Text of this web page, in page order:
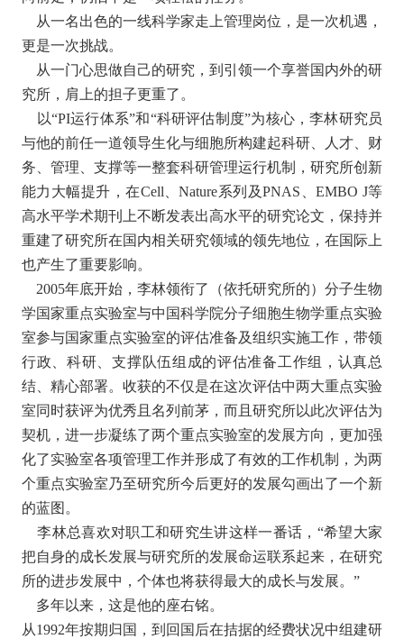
从一名出色的一线科学家走上管理岗位，是一次机遇，
更是一次挑战。
从一门心思做自己的研究，到引领一个享誉国内外的研
究所，肩上的担子更重了。
以“PI运行体系”和“科研评估制度”为核心，李林研究员
与他的前任一道领导生化与细胞所构建起科研、人才、财
务、管理、支撑等一整套科研管理运行机制，研究所创新
能力大幅提升，在Cell、Nature系列及PNAS、EMBO J等
高水平学术期刊上不断发表出高水平的研究论文，保持并
重建了研究所在国内相关研究领域的领先地位，在国际上
也产生了重要影响。
2005年底开始，李林领衔了（依托研究所的）分子生物
学国家重点实验室与中国科学院分子细胞生物学重点实验
室参与国家重点实验室的评估准备及组织实施工作，带领
行政、科研、支撑队伍组成的评估准备工作组，认真总
结、精心部署。收获的不仅是在这次评估中两大重点实验
室同时获评为优秀且名列前茅，而且研究所以此次评估为
契机，进一步凝练了两个重点实验室的发展方向，更加强
化了实验室各项管理工作并形成了有效的工作机制，为两
个重点实验室乃至研究所今后更好的发展勾画出了一个新
的蓝图。
李林总喜欢对职工和研究生讲这样一番话，“希望大家
把自身的成长发展与研究所的发展命运联系起来，在研究
所的进步发展中，个体也将获得最大的成长与发展。”
多年以来，这是他的座右铭。
从1992年按期归国，到回国后在拮据的经费状况中组建研